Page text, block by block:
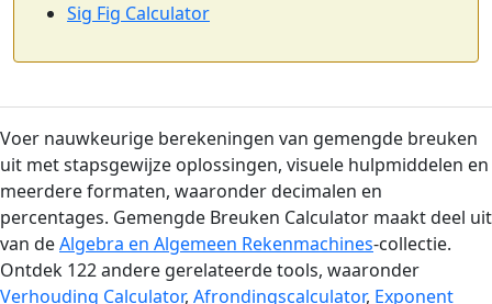
Sig Fig Calculator
Voer nauwkeurige berekeningen van gemengde breuken
uit met stapsgewijze oplossingen, visuele hulpmiddelen en
meerdere formaten, waaronder decimalen en
percentages. Gemengde Breuken Calculator maakt deel uit
van deAlgebra en Algemeen Rekenmachines-collectie.
Ontdek 122 andere gerelateerde tools, waaronder
Verhouding Calculator, Afrondingscalculator, Exponent